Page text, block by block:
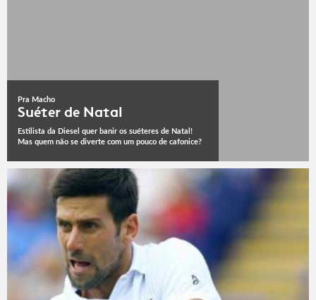
Pra Macho
Suéter de Natal
Estilista da Diesel quer banir os suéteres de Natal!
Mas quem não se diverte com um pouco de cafonice?